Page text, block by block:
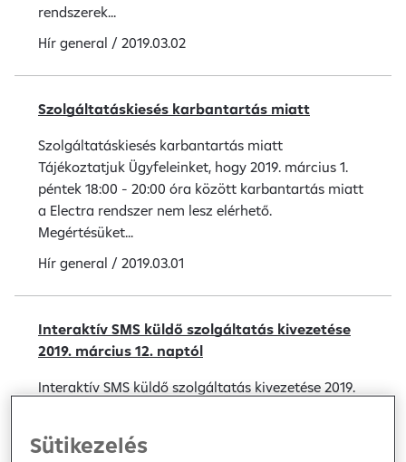
rendszerek...
Hír general / 2019.03.02
Szolgáltatáskiesés karbantartás miatt
Szolgáltatáskiesés karbantartás miatt
Tájékoztatjuk Ügyfeleinket, hogy 2019. március 1.
péntek 18:00 - 20:00 óra között karbantartás miatt
a Electra rendszer nem lesz elérhető.
Megértésüket...
Hír general / 2019.03.01
Interaktív SMS küldő szolgáltatás kivezetése
2019. március 12. naptól
Interaktív SMS küldő szolgáltatás kivezetése 2019.
Banking szolgáltatáson belül az Interaktív...
Sütikezelés